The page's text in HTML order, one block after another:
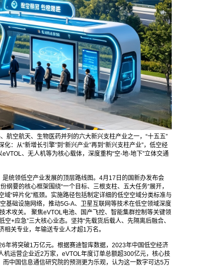
航空航天、生物医药并列的六大新兴支柱产业之一，“十五五”
：从“新增长引擎”到“新兴产业”再到“新兴支柱产业”，低空经
、无人机等为核心载体，深度重构“空-地-地下”立体交通
统领低空产业发展的顶层路线图。4月17日的国新办发布会
要的核心框架围绕“一个目标、三根支柱、五大任务”展开，
“碎片化”瓶颈。实施路径包括制定详细的低空空域分类标准与
基础设施网络，推动5G-A、卫星互联网等技术在低空领域深度
攻关。 聚焦eVTOL电池、国产飞控、智能集群控制等关键领
+应急”三大核心业态。坚持“先载货后载人、先隔离后融合、
关专业，年输送专业人才超1万名。
年将突破1万亿元。根据赛迪智库数据，2023年中国低空经济
运营企业近2万家，eVTOL年度订单总额超300亿元，核心技
中国信息通信研究院的预测更为乐观，认为这一数字可达5万